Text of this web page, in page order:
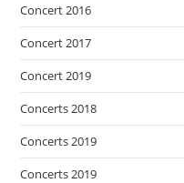
Concert 2016
Concert 2017
Concert 2019
Concerts 2018
Concerts 2019
Concerts 2019